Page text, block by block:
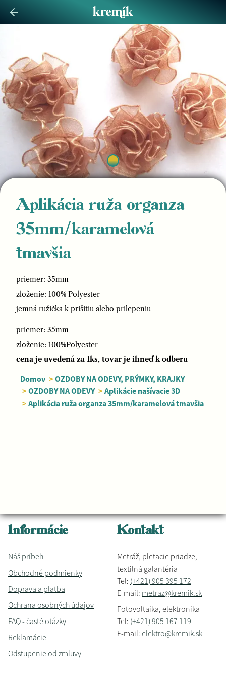
Aplikácia ruža organza
35mm/karamelová
tmavšia
priemer: 35mm
zloženie: 100% Polyester
jemná ružička k prišitiu alebo prilepeniu
priemer: 35mm
zloženie: 100%Polyester
cena je uvedená za 1ks, tovar je ihneď k odberu
Domov > OZDOBY NA ODEVY, PRÝMKY, KRAJKY
> OZDOBY NA ODEVY > Aplikácie našívacie 3D
> Aplikácia ruža organza 35mm/karamelová tmavšia
Informácie
Náš príbeh
Obchodné podmienky
Doprava a platba
Ochrana osobných údajov
FAQ - časté otázky
Reklamácie
Odstupenie od zmluvy
Kontakt
Metráž, pletacie priadze,
textilná galantéria
Tel: (+421) 905 395 172
E-mail: metraz@kremik.sk
Fotovoltaika, elektronika
Tel: (+421) 905 167 119
E-mail: elektro@kremik.sk